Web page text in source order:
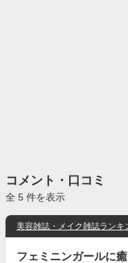
コメント・口コミ
全 5 件を表示
美容雑誌・メイク雑誌ランキ
フェミニンガールに